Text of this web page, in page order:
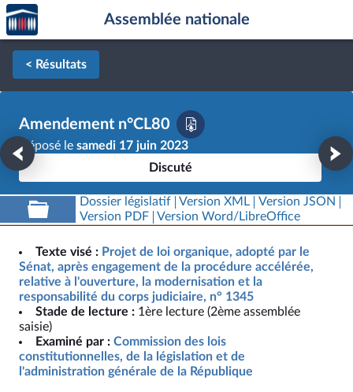
Aller au contenu
Aller en bas de la page
Accèder
à la
page
d'accueil
Assemblée nationale
< Résultats
Amendement n°CL80
Déposé le samedi 17 juin 2023
Discuté
Dossier législatif Version XML
Version JSON
Version PDF
Version Word/LibreOffice
Texte visé : Projet de loi organique, adopté par le
Sénat, après engagement de la procédure accélérée,
relative à l'ouverture, la modernisation et la
responsabilité du corps judiciaire, n° 1345
Stade de lecture : 1ère lecture (2ème assemblée
saisie)
Examiné par : Commission des lois
constitutionnelles, de la législation et de
l'administration générale de la République